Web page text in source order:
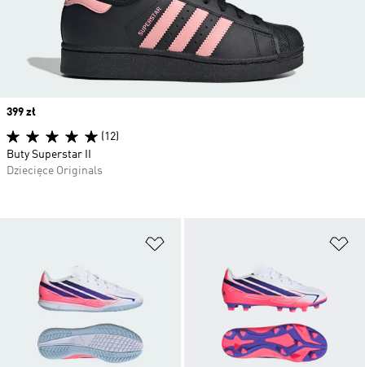
Price
399 zł
(12)
Buty Superstar II
Dziecięce Originals